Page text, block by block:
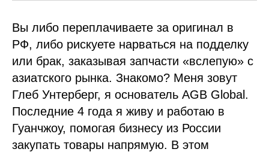
Вы либо переплачиваете за оригинал в
РФ, либо рискуете нарваться на подделку
или брак, заказывая запчасти «вслепую» с
азиатского рынка. Знакомо? Меня зовут
Глеб Унтерберг, я основатель AGB Global.
Последние 4 года я живу и работаю в
Гуанчжоу, помогая бизнесу из России
закупать товары напрямую. В этом